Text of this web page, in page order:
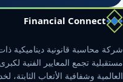
Financial Connect
شركة محاسبة قانونية ديناميكية
مستقبلية تجمع المعايير الفنية
العالمية وشفافية الأتعاب الثابتة،